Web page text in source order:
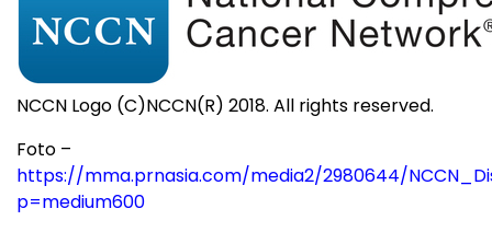
NCCN Logo (C)NCCN(R) 2018. All rights reserved.
Foto –
https://mma.prnasia.com/media2/2980644/
p=medium600